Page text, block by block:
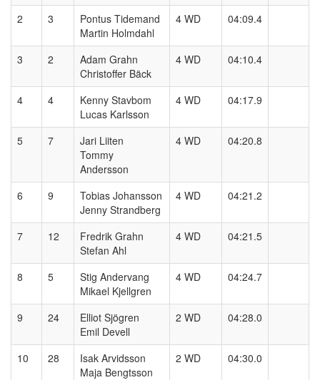
2 3
Pontus Tidemand
Martin Holmdahl
4 WD 04:09.4
3 2
Adam Grahn
Christoffer Bäck
4 WD 04:10.4
4 4
Kenny Stavbom
Lucas Karlsson
4 WD 04:17.9
5 7
Jari Liiten
Tommy
Andersson
4 WD 04:20.8
6 9
Tobias Johansson
Jenny Strandberg
4 WD 04:21.2
7 12
Fredrik Grahn
Stefan Ahl
4 WD 04:21.5
8 5
Stig Andervang
Mikael Kjellgren
4 WD 04:24.7
9 24
Elliot Sjögren
Emil Devell
2 WD 04:28.0
10 28
Isak Arvidsson
Maja Bengtsson
2 WD 04:30.0